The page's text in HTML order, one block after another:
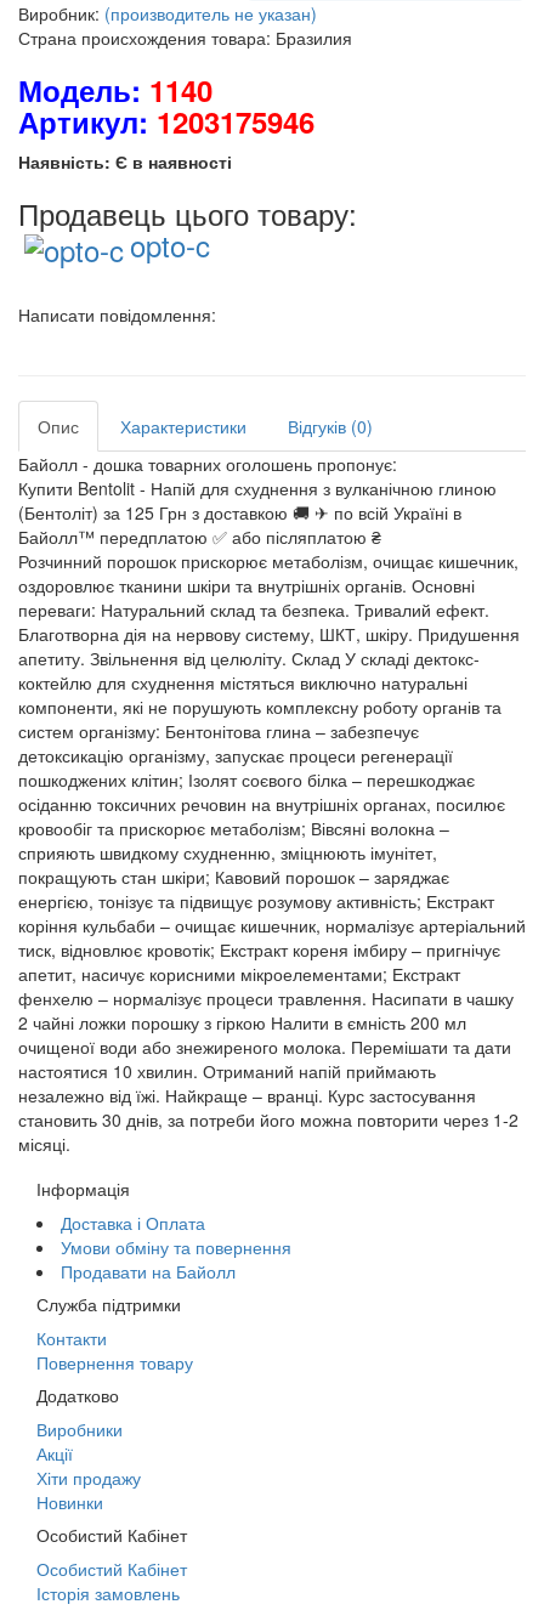
Виробник: (производитель не указан)
Страна происхождения товара: Бразилия
Модель: 1140
Артикул: 1203175946
Наявність: Є в наявності
Продавець цього товару:
opto-c
Написати повідомлення:
Опис Характеристики
Відгуків (0)
Байолл - дошка товарних оголошень пропонує:
Купити Bentolit - Напій для схуднення з вулканічною глиною
(Бентоліт) за 125 Грн з доставкою 🚚 ✈ по всій Україні в
Байолл™ передплатою ✅ або післяплатою ₴
Розчинний порошок прискорює метаболізм, очищає кишечник,
оздоровлює тканини шкіри та внутрішніх органів. Основні
переваги: Натуральний склад та безпека. Тривалий ефект.
Благотворна дія на нервову систему, ШКТ, шкіру. Придушення
апетиту. Звільнення від целюліту. Склад У складі дектокс-
коктейлю для схуднення містяться виключно натуральні
компоненти, які не порушують комплексну роботу органів та
систем організму: Бентонітова глина – забезпечує
детоксикацію організму, запускає процеси регенерації
пошкоджених клітин; Ізолят соєвого білка – перешкоджає
осіданню токсичних речовин на внутрішніх органах, посилює
кровообіг та прискорює метаболізм; Вівсяні волокна –
сприяють швидкому схудненню, зміцнюють імунітет,
покращують стан шкіри; Кавовий порошок – заряджає
енергією, тонізує та підвищує розумову активність; Екстракт
коріння кульбаби – очищає кишечник, нормалізує артеріальний
тиск, відновлює кровотік; Екстракт кореня імбиру – пригнічує
апетит, насичує корисними мікроелементами; Екстракт
фенхелю – нормалізує процеси травлення. Насипати в чашку
2 чайні ложки порошку з гіркою Налити в ємність 200 мл
очищеної води або знежиреного молока. Перемішати та дати
настоятися 10 хвилин. Отриманий напій приймають
незалежно від їжі. Найкраще – вранці. Курс застосування
становить 30 днів, за потреби його можна повторити через 1-2
місяці.
Інформація
Доставка і Оплата
Умови обміну та повернення
Продавати на Байолл
Служба підтримки
Контакти
Повернення товару
Додатково
Виробники
Акції
Хіти продажу
Новинки
Особистий Кабінет
Особистий Кабінет
Історія замовлень